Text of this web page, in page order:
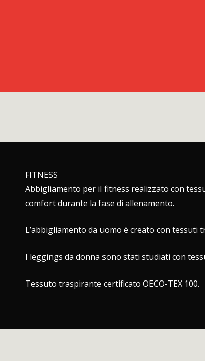
FITNESS
Abbigliamento per il fitness realizzato con
comfort durante la fase di allenamento.
L’abbigliamento da uomo è creato con tessuti
I leggings da donna sono stati studiati con
Tessuto traspirante certificato OECO-TEX 100.